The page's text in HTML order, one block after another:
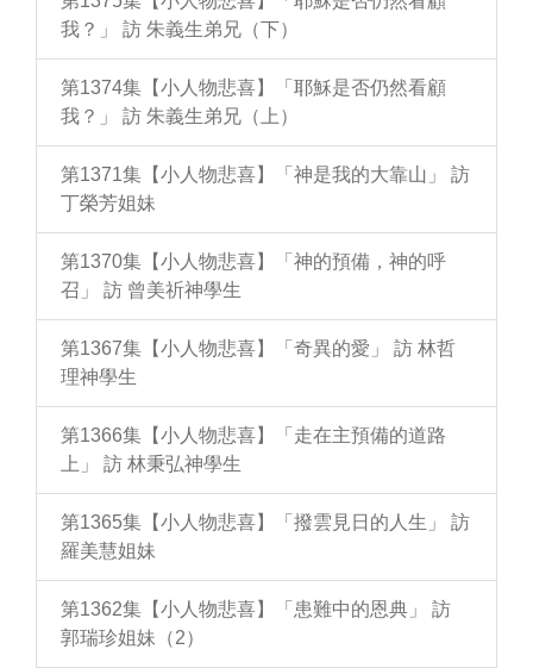
我？」 訪 朱義生弟兄（下）
第1374集【小人物悲喜】「耶穌是否仍然看顧
我？」 訪 朱義生弟兄（上）
第1371集【小人物悲喜】「神是我的大靠山」 訪
丁榮芳姐妹
第1370集【小人物悲喜】「神的預備，神的呼
召」 訪 曾美祈神學生
第1367集【小人物悲喜】「奇異的愛」 訪 林哲
理神學生
第1366集【小人物悲喜】「走在主預備的道路
上」 訪 林秉弘神學生
第1365集【小人物悲喜】「撥雲見日的人生」 訪
羅美慧姐妹
第1362集【小人物悲喜】「患難中的恩典」 訪
郭瑞珍姐妹（2）